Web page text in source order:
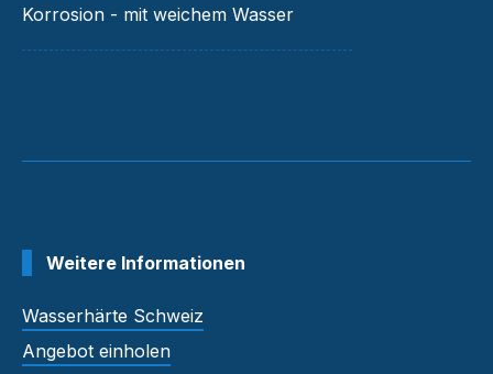
Korrosion - mit weichem Wasser
Weitere Informationen
Wasserhärte Schweiz
Angebot einholen